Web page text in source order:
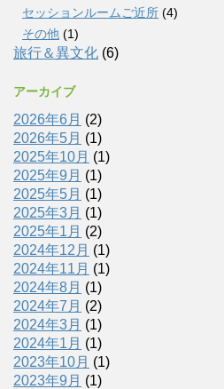
セッションルームご近所 (4)
その他 (1)
旅行＆異文化 (6)
アーカイブ
2026年6月 (2)
2026年5月 (1)
2025年10月 (1)
2025年9月 (1)
2025年5月 (1)
2025年3月 (1)
2025年1月 (2)
2024年12月 (1)
2024年11月 (1)
2024年8月 (1)
2024年7月 (2)
2024年3月 (1)
2024年1月 (1)
2023年10月 (1)
2023年9月 (1)